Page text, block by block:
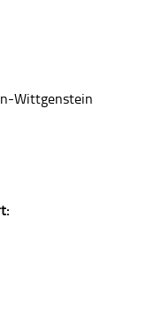
Wittgenstein